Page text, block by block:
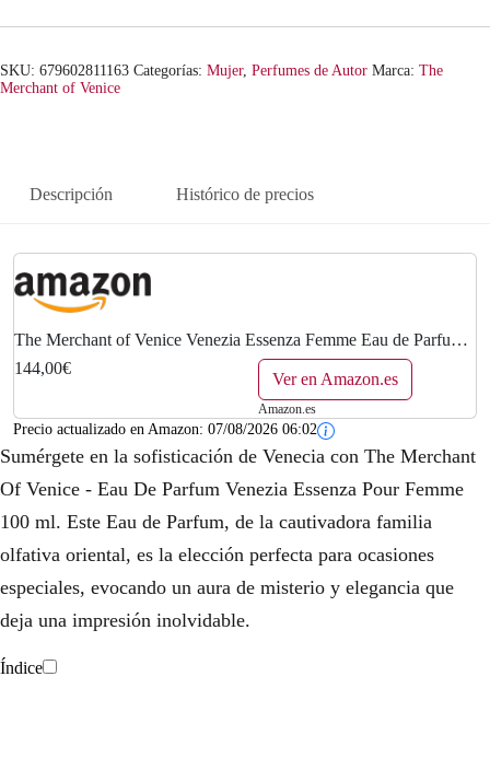
SKU: 679602811163 Categorías: Mujer, Perfumes de Autor Marca: The
Merchant of Venice
Descripción Histórico de precios
The Merchant of Venice Venezia Essenza Femme Eau de Parfum,
100 ml
144,00€
Ver en Amazon.es
Amazon.es
Precio actualizado en Amazon: 07/08/2026 06:02
Sumérgete en la sofisticación de Venecia con The Merchant
Of Venice - Eau De Parfum Venezia Essenza Pour Femme
100 ml. Este Eau de Parfum, de la cautivadora familia
olfativa oriental, es la elección perfecta para ocasiones
especiales, evocando un aura de misterio y elegancia que
deja una impresión inolvidable.
Índice